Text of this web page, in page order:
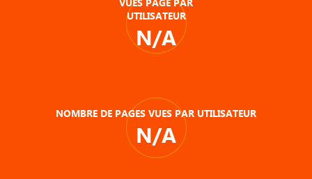
UTILISATEUR
N/A
NOMBRE DE PAGES VUES PAR UTILISATEUR
N/A